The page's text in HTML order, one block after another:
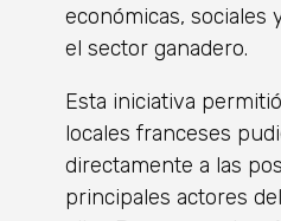
económicas, sociales
el sector ganadero.
Esta iniciativa
locales franceses
directamente a las
principales actores